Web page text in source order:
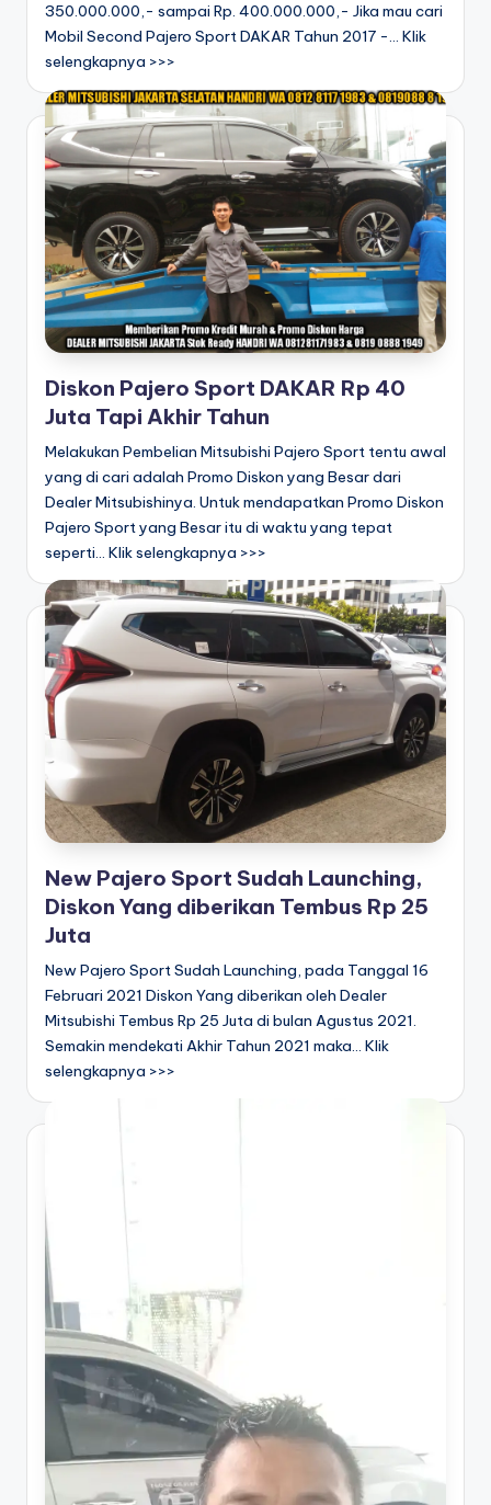
350.000.000,- sampai Rp. 400.000.000,- Jika mau cari
Mobil Second Pajero Sport DAKAR Tahun 2017 -... Klik
selengkapnya >>>
Diskon Pajero Sport DAKAR Rp 40
Juta Tapi Akhir Tahun
Melakukan Pembelian Mitsubishi Pajero Sport tentu awal
yang di cari adalah Promo Diskon yang Besar dari
Dealer Mitsubishinya. Untuk mendapatkan Promo Diskon
Pajero Sport yang Besar itu di waktu yang tepat
seperti... Klik selengkapnya >>>
New Pajero Sport Sudah Launching,
Diskon Yang diberikan Tembus Rp 25
Juta
New Pajero Sport Sudah Launching, pada Tanggal 16
Februari 2021 Diskon Yang diberikan oleh Dealer
Mitsubishi Tembus Rp 25 Juta di bulan Agustus 2021.
Semakin mendekati Akhir Tahun 2021 maka... Klik
selengkapnya >>>